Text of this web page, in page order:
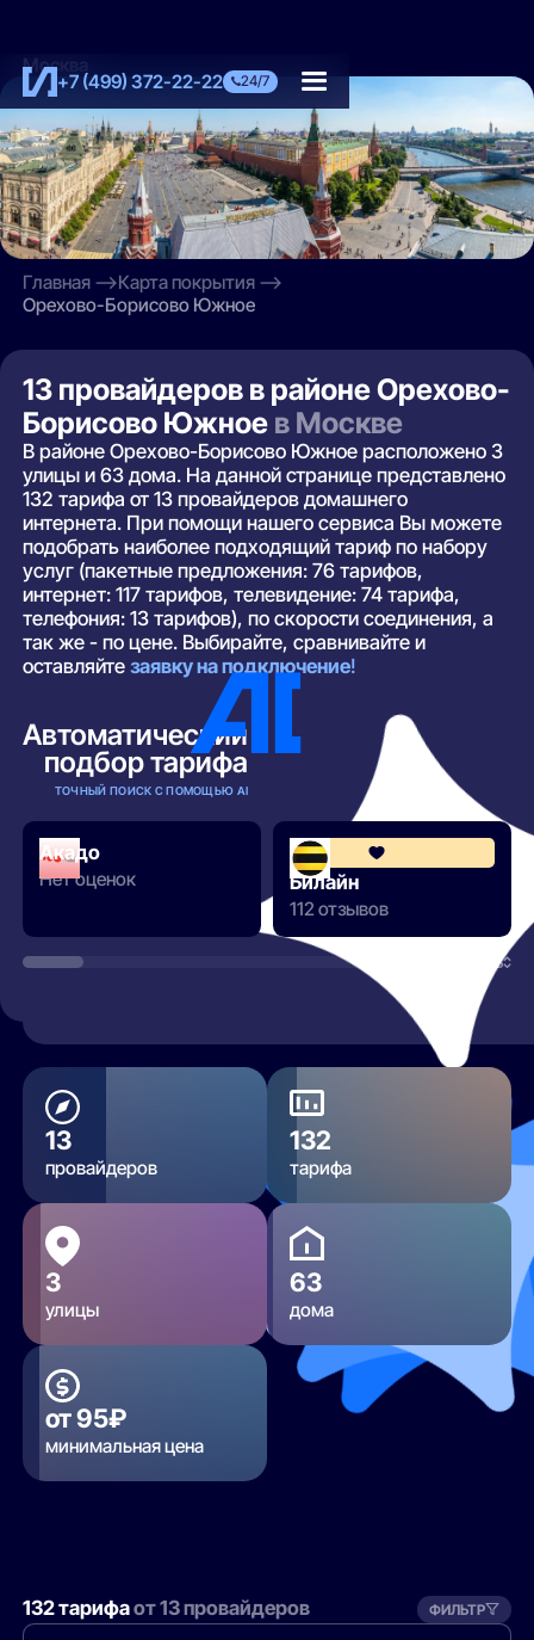
+7 (499) 372-22-22 24/7
Москва
Главная
Карта покрытия
Орехово-Борисово Южное
13 провайдеров в районе Орехово-
Борисово Южное в Москве
В районе Орехово-Борисово Южное расположено 3
улицы и 63 дома. На данной странице представлено
132 тарифа от 13 провайдеров домашнего
интернета. При помощи нашего сервиса Вы можете
подобрать наиболее подходящий тариф по набору
услуг (пакетные предложения: 76 тарифов,
интернет: 117 тарифов, телевидение: 74 тарифа,
телефония: 13 тарифов), по скорости соединения, а
так же - по цене. Выбирайте, сравнивайте и
оставляйтезаявку на подключение!
Автоматический
подбор тарифа
ТОЧНЫЙ ПОИСК С ПОМОЩЬЮ AI
Акадо
Нет оценок Билайн
112 отзывов
РАЗВЕРНУТЬ
13
провайдеров
132
тарифа
3
улицы
63
дома
от 95₽
минимальная цена
132 тарифаот 13 провайдеров ФИЛЬТР